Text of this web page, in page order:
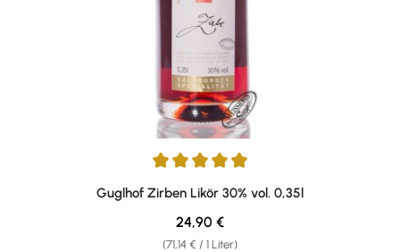
Durchschnittliche Bewertung von 4.9 von 5 Sternen
Guglhof Zirben Likör 30% vol. 0,35l
(71,14 € / 1 Liter)
Regulärer Preis:
24,90 €